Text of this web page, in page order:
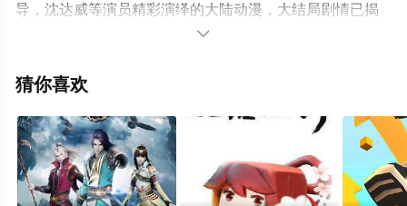
导，沈达威等演员精彩演绎的大陆动漫，大结局剧情已揭
晓（全12集），免费观看高清未删减完整版动漫全集就上
情网等平台了解。

猜你喜欢